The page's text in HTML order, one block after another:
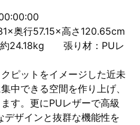
奥行57.15×高さ120.65cm
24.18kg 張り材：PUレ
ピットをイメージした近未
中できる空間を作り上げ、
す。更にPUレザーで高級
ザインと抜群な機能性を